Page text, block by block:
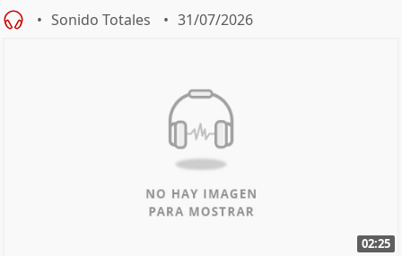
Sonido Totales 31/07/2026
02:25